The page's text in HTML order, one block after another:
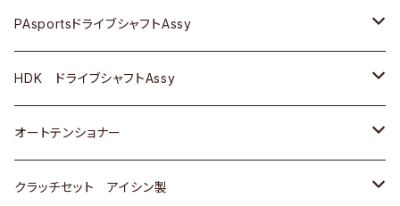
スバル
ＢＥＮＺ
スバル
三菱
スバル
マツダ
三菱
スバル
ダイハツ
マツダ
三菱
スバル
ダイハツ
マツダ
三菱
スバル
スズキ
日産
いすゞ
ダイハツ
ＢＥＮＺ
ＢＭＷ
GOLF
ＷＡＧＥＮ
ＢＥＮＺ
ＢＭＷ
ＷＡＧＥＮ
ＶＯＬＶＯ
PAsportsドライブシャフトAssy
トヨタ
ホンダ
スズキ
HDK ドライブシャフトAssy
スズキ
ダイハツ
オートテンショナー
トヨタ
クラッチセット アイシン製